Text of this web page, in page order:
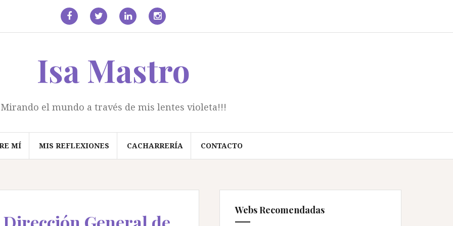
facebookTwitter LinkedinInstagram
Isa Mastro
Mirando el mundo a través de mis lentes violeta!!!
MÍ MIS REFLEXIONES CACHARRERÍA CONTACTO
Webs Recomendadas